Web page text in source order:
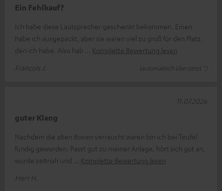
Ein Fehlkauf?
Ich habe diese Lautsprecher geschenkt bekommen. Einen
habe ich ausgepackt, aber sie waren viel zu groß für den Platz,
den ich habe. Also hab
Komplette Bewertung lesen
François J.
(automatisch übersetzt *)
guter Klang
Nachdem die alten Boxen verraucht waren bin ich bei Teufel
fündig geworden. Passt gut zu meiner Anlage, hört sich gut an,
wurde zeitnah und
Komplette Bewertung lesen
Herr H.
11.07.2026